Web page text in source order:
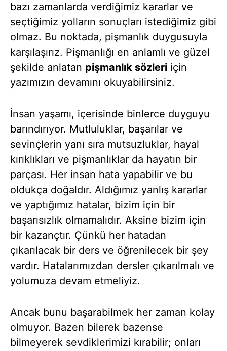
bazı zamanlarda verdiğimiz kararlar ve
seçtiğimiz yolların sonuçları istediğimiz gibi
olmaz. Bu noktada, pişmanlık duygusuyla
karşılaşırız. Pişmanlığı en anlamlı ve güzel
şekilde anlatan pişmanlık sözleri için
yazımızın devamını okuyabilirsiniz.
İnsan yaşamı, içerisinde binlerce duyguyu
barındırıyor. Mutluluklar, başarılar ve
sevinçlerin yanı sıra mutsuzluklar, hayal
kırıklıkları ve pişmanlıklar da hayatın bir
parçası. Her insan hata yapabilir ve bu
oldukça doğaldır. Aldığımız yanlış kararlar
ve yaptığımız hatalar, bizim için bir
başarısızlık olmamalıdır. Aksine bizim için
bir kazançtır. Çünkü her hatadan
çıkarılacak bir ders ve öğrenilecek bir şey
vardır. Hatalarımızdan dersler çıkarılmalı ve
yolumuza devam etmeliyiz.
Ancak bunu başarabilmek her zaman kolay
olmuyor. Bazen bilerek bazense
bilmeyerek sevdiklerimizi kırabilir; onları